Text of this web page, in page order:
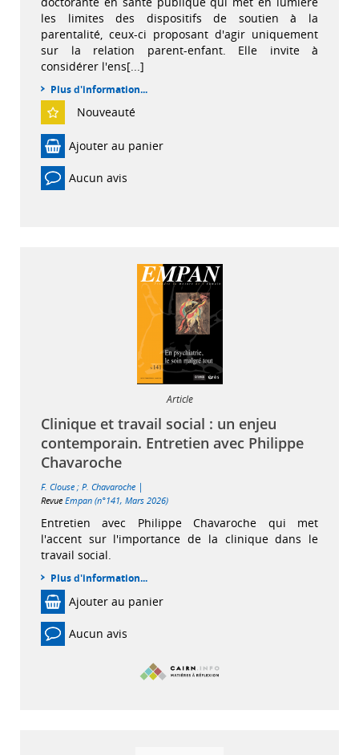
les limites des dispositifs de soutien à la
parentalité, ceux-ci proposant d'agir uniquement
sur la relation parent-enfant. Elle invite à
considérer l'ens[...]
Plus d'information...
Nouveauté
Ajouter au panier
Aucun avis
Article
Clinique et travail social : un enjeu
contemporain. Entretien avec Philippe
Chavaroche
F. Clouse ; P. Chavaroche |
Revue Empan (n°141, Mars 2026)
Entretien avec Philippe Chavaroche qui met
l'accent sur l'importance de la clinique dans le
travail social.
Plus d'information...
Ajouter au panier
Aucun avis